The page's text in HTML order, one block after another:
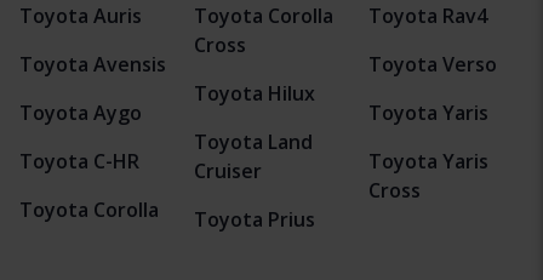
Toyota Auris
Toyota Avensis
Toyota Aygo
Toyota C-HR
Toyota Corolla
Toyota Corolla
Cross
Toyota Hilux
Toyota Land
Cruiser
Toyota Prius
Toyota Rav4
Toyota Verso
Toyota Yaris
Toyota Yaris
Cross